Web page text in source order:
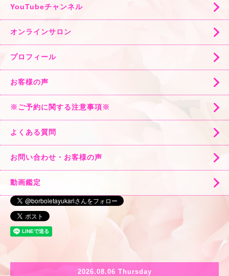
YouTubeチャンネル
オンラインサロン
プロフィール
お客様の声
※ご予約に関する注意事項※
よくある質問
お問い合わせ・お客様の声
動画鑑定
2026.08.06 Thursday